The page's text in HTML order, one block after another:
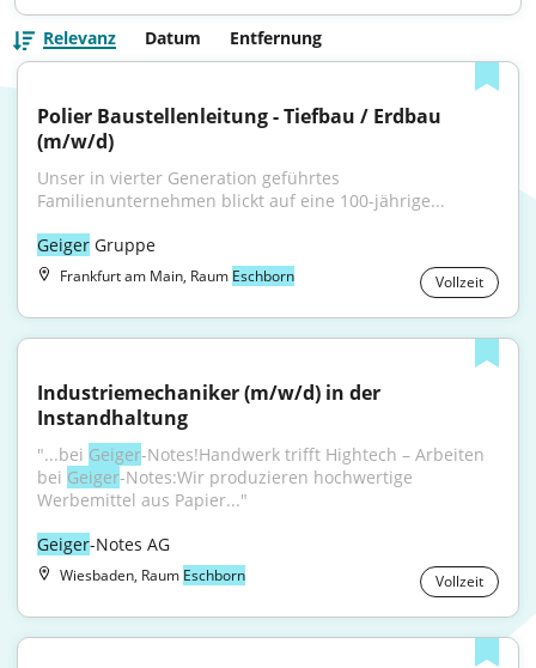
Relevanz Datum Entfernung
Polier Baustellenleitung - Tiefbau / Erdbau
(m/w/d)
Unser in vierter Generation geführtes
Familienunternehmen blickt auf eine 100-jährige...
Geiger Gruppe
Frankfurt am Main, Raum Eschborn Vollzeit
Industriemechaniker (m/w/d) in der
Instandhaltung
"...bei Geiger-Notes!Handwerk trifft Hightech – Arbeiten
bei Geiger-Notes:Wir produzieren hochwertige
Werbemittel aus Papier..."
Geiger-Notes AG
Wiesbaden, Raum Eschborn Vollzeit